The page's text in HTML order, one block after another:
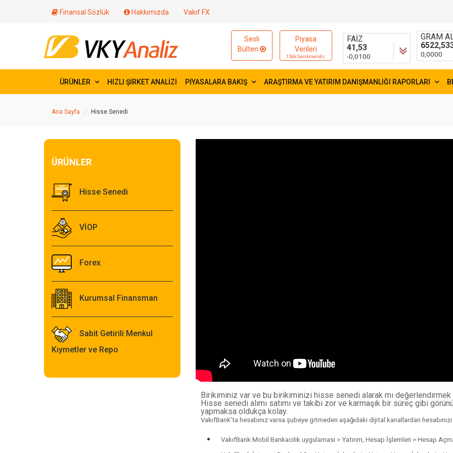
Finansal Sözlük Hakkımızda Vakıf FX
Sesli
Bülten
Piyasa
Verileri
15dk Gecikmelidir.
FAİZ
41,53
-0,0100
GRAM
0,0000
ÜRÜNLER HIZLI ŞİRKET ANALİZİ PİYASALARA BAKIŞ ARAŞTIRMA VE YATIRIM DANIŞMANLIĞI RAPORLARI
Ana Sayfa Hisse Senedi
ÜRÜNLER
Hisse Senedi
VİOP
Forex
Kurumsal Finansman
Sabit Getirili Menkul
Kıymetler ve Repo
Birikiminiz var ve bu birikiminizi hisse senedi alarak mı
Hisse senedi alımı satımı ve takibi zor ve karmaşık bir süreç gibi
yapmaksa oldukça kolay.
VakıfBank’ta hesabınız varsa şubeye gitmeden aşağıdaki dijital kanallardan
VakıfBank Mobil Bankacılık uygulaması > Yatırım, Hesap İşlemleri > Hesap